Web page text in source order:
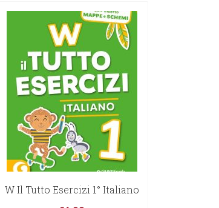
W Il Tutto Esercizi 1° Italiano